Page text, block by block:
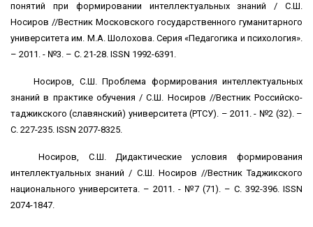
понятий при формировании интеллектуальных знаний / С.Ш.
Носиров //Вестник Московского государственного гуманитарного
университета им. М.А. Шолохова. Серия «Педагогика и психология».
– 2011. - №3. – С. 21-28. ISSN 1992-6391.
Носиров, С.Ш. Проблема формирования интеллектуальных
знаний в практике обучения / С.Ш. Носиров //Вестник Российско-
таджикского (славянский) университета (РТСУ). – 2011. - №2 (32). –
С. 227-235. ISSN 2077-8325.
Носиров, С.Ш. Дидактические условия формирования
интеллектуальных знаний / С.Ш. Носиров //Вестник Таджикского
национального университета. – 2011. - №7 (71). – С. 392-396. ISSN
2074-1847.